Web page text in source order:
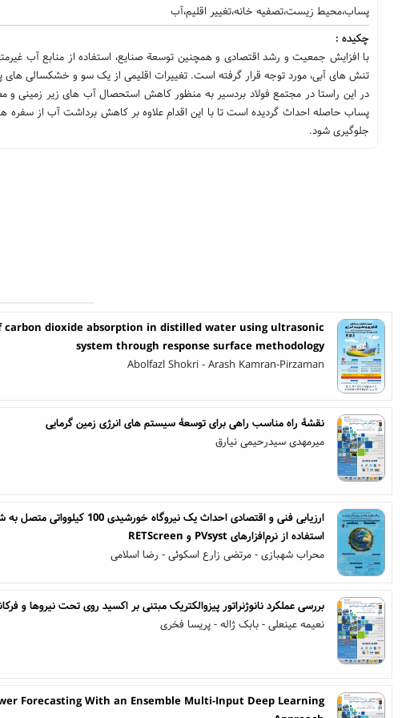
پساب،محیط زیست،تصفیه خانه،تغییر اقلیم،آب
چکیده :
با افزایش جمعیت و رشد اقتصادی و همچنین توسعة صنایع، استفاده از منابع آب
تنش های آبی، مورد توجه قرار گرفته است. تغییرات اقلیمی از یک سو و خشکسالی
جلوگیری شود.
carbon dioxide absorption in distilled water using ultrasonic
system through response surface methodology
Abolfazl Shokri - Arash Kamran-Pirzaman
نقشۀ راه مناسب راهی برای توسعۀ سیستم های انرژی زمین گرمایی
میرمهدی سیدرحیمی نیارق
ارزیابی فنی و اقتصادی احداث یک نیروگاه
استفاده از نرم‌افزارهای PVsyst و RETScreen
محراب شهبازی - مرتضی زارع اسکوئی - رضا اسلامی
بررسی عملکرد نانوژنراتور پیزوالکتریک مبتنی بر اکسید روی تحت نیروها و
نعیمه عینعلی - بابک ژاله - پریسا فخری
Forecasting With an Ensemble Multi-Input Deep Learning